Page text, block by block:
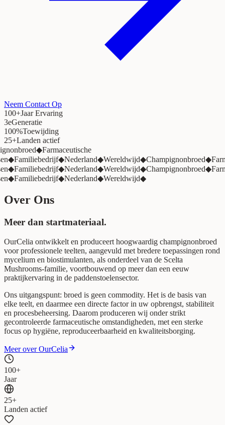
Neem Contact Op
100+Jaar Ervaring
3eGeneratie
100%Toewijding
25+Landen actief
◆Farmaceutische
◆Familiebedrijf◆Nederland◆Wereldwijd◆Champignonbroed◆
◆Familiebedrijf◆Nederland◆Wereldwijd◆Champignonbroed◆
◆Familiebedrijf◆Nederland◆Wereldwijd◆
Over Ons
Meer dan startmateriaal.
OurCelia ontwikkelt en produceert hoogwaardig champignonbroed
voor professionele teelten, aangevuld met bredere toepassingen rond
mycelium en biostimulanten, als onderdeel van de Scelta
Mushrooms-familie, voortbouwend op meer dan een eeuw
praktijkervaring in de paddenstoelensector.
Ons uitgangspunt: broed is geen commodity. Het is de basis van
elke teelt, en daarmee een directe factor in uw opbrengst, stabiliteit
en procesbeheersing. Daarom produceren wij onder strikt
gecontroleerde farmaceutische omstandigheden, met een sterke
focus op hygiëne, reproduceerbaarheid en kwaliteitsborging.
Meer over OurCelia
100+
Jaar
25+
Landen actief